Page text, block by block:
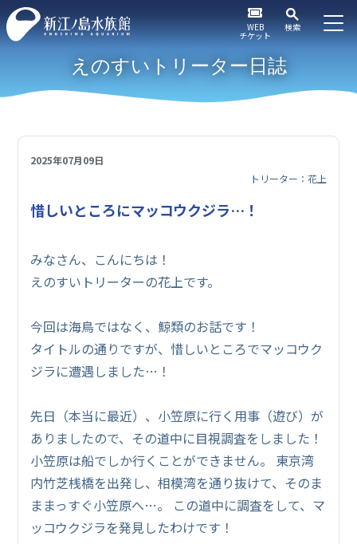
WEB
チケット
検索
えのすいトリーター日誌
2025年07月09日
トリーター：花上
惜しいところにマッコウクジラ…！
みなさん、こんにちは！
えのすいトリーターの花上です。
今回は海鳥ではなく、鯨類のお話です！
タイトルの通りですが、惜しいところでマッコウク
ジラに遭遇しました…！
先日（本当に最近）、小笠原に行く用事（遊び）が
ありましたので、その道中に目視調査をしました！
小笠原は船でしか行くことができません。 東京湾
内竹芝桟橋を出発し、相模湾を通り抜けて、そのま
ままっすぐ小笠原へ…。 この道中に調査をして、マ
ッコウクジラを発見したわけです！